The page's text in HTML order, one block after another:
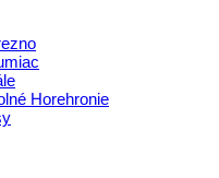
Horehronie